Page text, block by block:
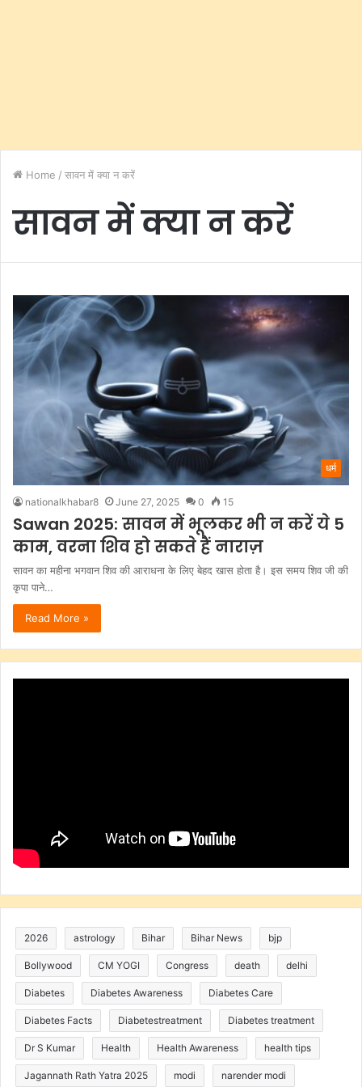
Home / सावन में क्या न करें
सावन में क्या न करें
धर्म
nationalkhabar8 June 27, 2025 0 15
Sawan 2025: सावन में भूलकर भी न करें ये 5
काम, वरना शिव हो सकते हैं नाराज़
सावन का महीना भगवान शिव की आराधना के लिए बेहद खास होता है। इस समय शिव जी की
कृपा पाने…
Read More »
2026 astrology Bihar Bihar News bjp
Bollywood CM YOGI Congress death delhi
Diabetes Diabetes Awareness Diabetes Care
Diabetes Facts Diabetestreatment Diabetes treatment
Dr S Kumar Health Health Awareness health tips
Jagannath Rath Yatra 2025 modi narender modi